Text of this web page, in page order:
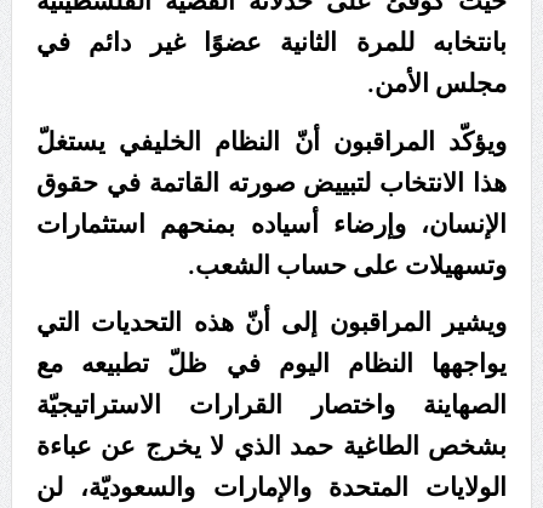
علماء البحرين: طلب الترخيص والإجازة من السلطة في
ممارسة الشعائر الحسينيّة هو في حقيقته محاربة لقضيّة
الإمام الحسين «ع»
لجنة مراسم الوداع والتشييع ومواراة الجثمان للإمام الشهيد
السيّد علي الحسيني الخامنئي تنشر تفاصيل التشييع في
إيران والعراق
بانتخابه للمرة الثانية عضوًا غير دائم في
مجلس الأمن.
ويؤكّد المراقبون أنّ النظام الخليفي يستغلّ
هذا الانتخاب لتبييض صورته القاتمة في حقوق
الإنسان، وإرضاء أسياده بمنحهم استثمارات
وتسهيلات على حساب الشعب.
ويشير المراقبون إلى أنّ هذه التحديات التي
يواجهها النظام اليوم في ظلّ تطبيعه مع
الصهاينة واختصار القرارات الاستراتيجيّة
بشخص الطاغية حمد الذي لا يخرج عن عباءة
الولايات المتحدة والإمارات والسعوديّة، لن